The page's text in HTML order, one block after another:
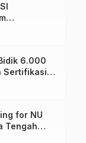
dalam
6.000
Sertifikasi
for NU
Tengah
Menuju